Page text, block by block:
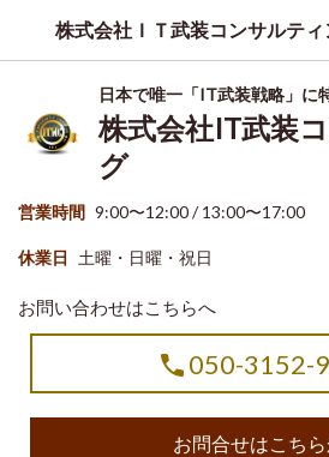
株式会社ＩＴ武装コンサルティ
日本で唯一「IT武装戦略」に
株式会社IT武装
グ
営業時間 9:00〜12:00 / 13:00〜17:00
休業日 土曜・日曜・祝日
お問い合わせはこちらへ
050-3152-
お問合せはこち